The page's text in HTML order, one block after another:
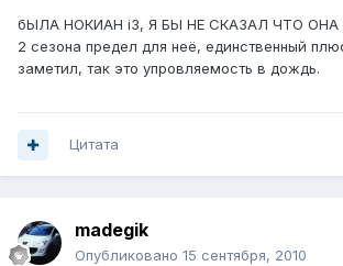
бЫЛА НОКИАН i3, Я БЫ НЕ СКАЗАЛ ЧТО ОНА
2 сезона предел для неё, единственный
заметил, так это упровляемость в дождь.
Цитата
madegik
Опубликовано 15 сентября, 2010